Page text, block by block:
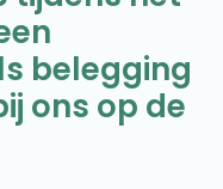
belegging
ons op de